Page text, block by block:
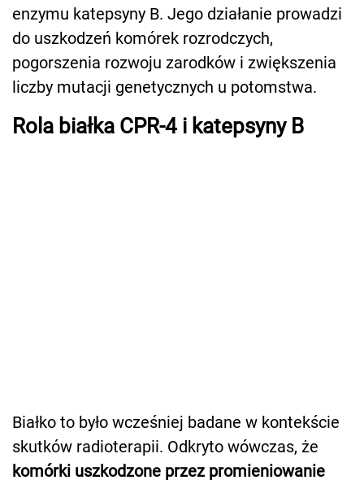
enzymu katepsyny B. Jego działanie prowadzi
do uszkodzeń komórek rozrodczych,
pogorszenia rozwoju zarodków i zwiększenia
liczby mutacji genetycznych u potomstwa.
Rola białka CPR-4 i katepsyny B
Białko to było wcześniej badane w kontekście
skutków radioterapii. Odkryto wówczas, że
komórki uszkodzone przez promieniowanie